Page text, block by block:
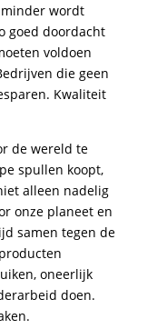
wordt
goed doordacht
voldoen
die geen
Kwaliteit
de wereld te
spullen koopt,
alleen nadelig
onze planeet en
samen tegen de
oneerlijk
doen.